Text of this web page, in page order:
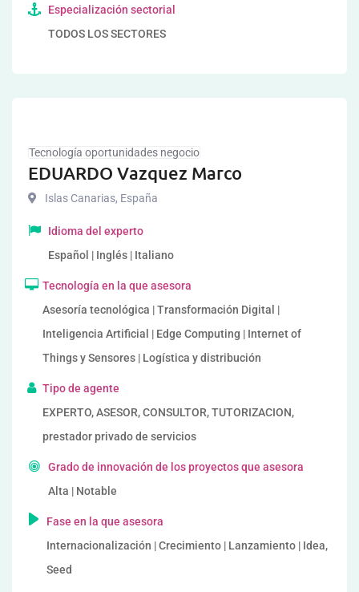
Especialización sectorial
TODOS LOS SECTORES
Tecnología oportunidades negocio
EDUARDO Vazquez Marco
Islas Canarias, España
Idioma del experto
Español | Inglés | Italiano
Tecnología en la que asesora
Asesoría tecnológica | Transformación Digital |
Inteligencia Artificial | Edge Computing | Internet of
Things y Sensores | Logística y distribución
Tipo de agente
EXPERTO, ASESOR, CONSULTOR, TUTORIZACION,
prestador privado de servicios
Grado de innovación de los proyectos que asesora
Alta | Notable
Fase en la que asesora
Internacionalización | Crecimiento | Lanzamiento | Idea,
Seed